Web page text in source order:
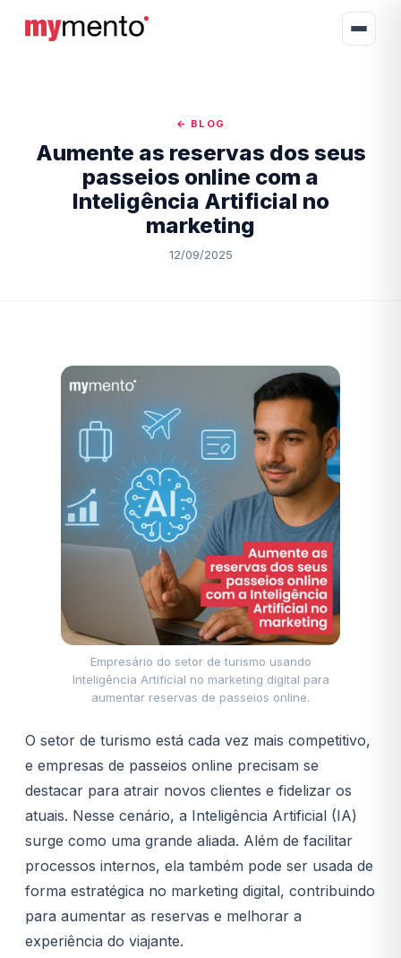
← BLOG
Aumente as reservas dos seus
passeios online com a
Inteligência Artificial no
marketing
12/09/2025
Empresário do setor de turismo usando
Inteligência Artificial no marketing digital para
aumentar reservas de passeios online.
O setor de turismo está cada vez mais competitivo,
e empresas de passeios online precisam se
destacar para atrair novos clientes e fidelizar os
atuais. Nesse cenário, a Inteligência Artificial (IA)
surge como uma grande aliada. Além de facilitar
processos internos, ela também pode ser usada de
forma estratégica no marketing digital, contribuindo
para aumentar as reservas e melhorar a
experiência do viajante.